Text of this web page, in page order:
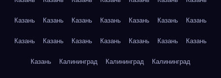
Казань Казань Казань Казань Казань Казань Казань
Казань Казань Казань Казань Казань Казань Казань
Казань Калининград Калининград Калининград